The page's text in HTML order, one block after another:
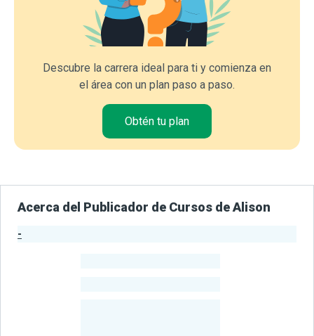
Descubre la carrera ideal para ti y comienza en
el área con un plan paso a paso.
Obtén tu plan
Acerca del Publicador de Cursos de Alison
-